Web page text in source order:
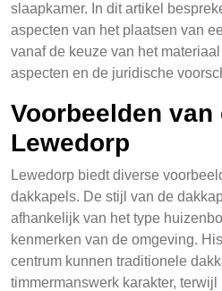
slaapkamer. In dit artikel
aspecten van het plaatsen van
vanaf de keuze van het
aspecten en de juridische
Voorbeelden
Lewedorp
Lewedorp biedt diverse
dakkapels. De stijl van de
afhankelijk van het type
kenmerken van de omgeving.
centrum kunnen traditionele
timmermanswerk karakter,